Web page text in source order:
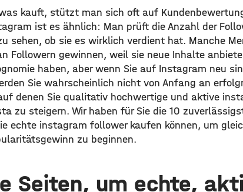
kauft, stützt man sich oft auf
ist es ähnlich: Man prüft die Anzahl der
sehen, ob sie es wirklich verdient hat. Manche
Followern gewinnen, weil sie neue Inhalte
haben, aber wenn Sie auf Instagram neu
Sie wahrscheinlich nicht von Anfang an
denen Sie qualitativ hochwertige und aktive
zu steigern. Wir haben für Sie die 10
echte instagram follower kaufen können, um
zu beginnen.
Seiten, um echte,